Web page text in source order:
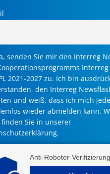
senden Sie mir den Interreg
Interreg
2021-2027 zu. Ich bin
den Interreg
und weiß, dass ich mich
wieder abmelden kann.
finden Sie in unserer
Anti-Roboter-Verifizierung